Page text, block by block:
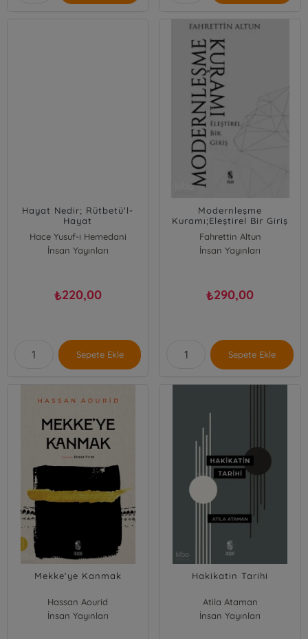
Hayat Nedir; Rütbetü'l-
Hayat
Hace Yusuf-i Hemedani
İnsan Yayınları
₺220,00
Sepete Ekle
Modernleşme
Kuramı;Eleştirel Bir Giriş
Fahrettin Altun
İnsan Yayınları
₺290,00
Sepete Ekle
Mekke'ye Kanmak
Hassan Aourid
İnsan Yayınları
Hakikatin Tarihi
Atila Ataman
İnsan Yayınları